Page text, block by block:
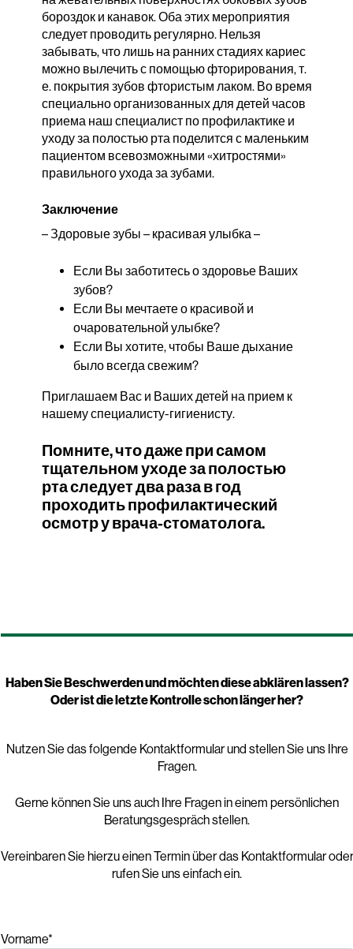
бороздок и канавок. Оба этих мероприятия
следует проводить регулярно. Нельзя
забывать, что лишь на ранних стадиях кариес
можно вылечить с помощью фторирования, т.
е. покрытия зубов фтористым лаком. Во время
специально организованных для детей часов
приема наш специалист по профилактике и
уходу за полостью рта поделится с маленьким
пациентом всевозможными «хитростями»
правильного ухода за зубами.
Заключение
– Здоровые зубы – красивая улыбка –
Если Вы заботитесь о здоровье Ваших
зубов?
Если Вы мечтаете о красивой и
очаровательной улыбке?
Если Вы хотите, чтобы Ваше дыхание
было всегда свежим?
Приглашаем Вас и Ваших детей на прием к
нашему специалисту-гигиенисту.
Помните, что даже при самом
тщательном уходе за полостью
рта следует два раза в год
проходить профилактический
осмотр у врача-стоматолога.
Haben Sie Beschwerden und möchten diese abklären lassen?
Oder ist die letzte Kontrolle schon länger her?
Nutzen Sie das folgende Kontaktformular und stellen Sie uns Ihre
Fragen.
Gerne können Sie uns auch Ihre Fragen in einem persönlichen
Beratungsgespräch stellen.
Vereinbaren Sie hierzu einen Termin über das Kontaktformular oder
rufen Sie uns einfach ein.
Vorname*